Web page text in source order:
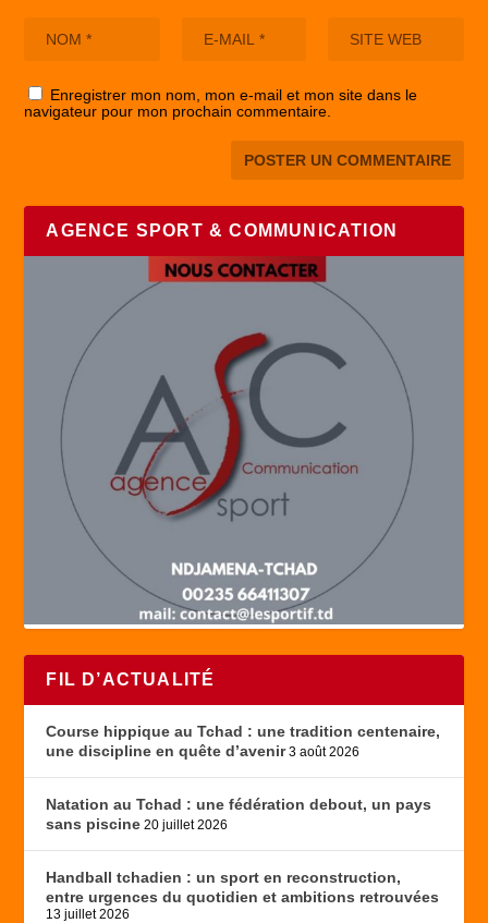
Enregistrer mon nom, mon e-mail et mon site dans le
navigateur pour mon prochain commentaire.
AGENCE SPORT & COMMUNICATION
FIL D’ACTUALITÉ
Course hippique au Tchad : une tradition centenaire,
une discipline en quête d’avenir 3 août 2026
Natation au Tchad : une fédération debout, un pays
sans piscine 20 juillet 2026
Handball tchadien : un sport en reconstruction,
entre urgences du quotidien et ambitions retrouvées
13 juillet 2026